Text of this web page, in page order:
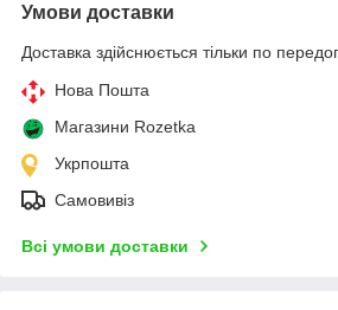
Умови доставки
Доставка здійснюється тільки по
Нова Пошта
Магазини Rozetka
Укрпошта
Самовивіз
Всі умови доставки